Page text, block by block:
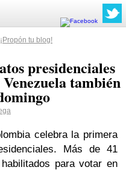
tu blog!
presidenciales
también
celebra la primera
Más de 41
para votar en